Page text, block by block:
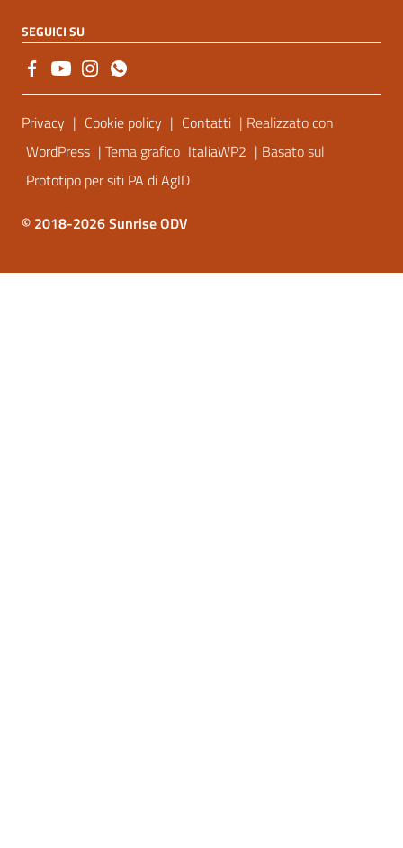
SEGUICI SU
Sezione Link Utili
Privacy | Cookie policy | Contatti | Realizzato con
WordPress | Tema grafico ItaliaWP2 | Basato sul
Prototipo per siti PA di AgID
© 2018-2026 Sunrise ODV